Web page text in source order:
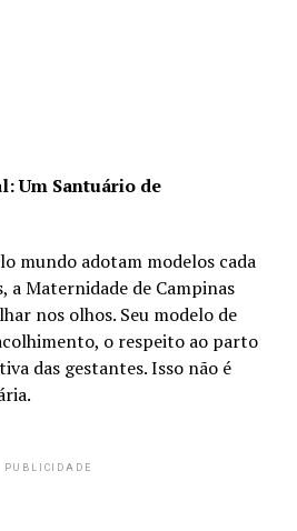
Um Santuário de
mundo adotam modelos cada
a Maternidade de Campinas
nos olhos. Seu modelo de
o respeito ao parto
das gestantes. Isso não é
PUBLICIDADE